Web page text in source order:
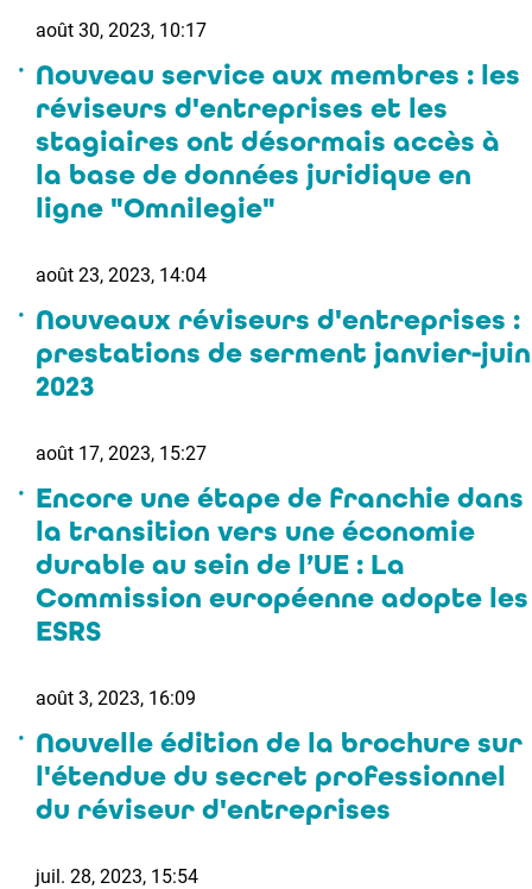
août 30, 2023, 10:17
Nouveau service aux membres : les
réviseurs d'entreprises et les
stagiaires ont désormais accès à
la base de données juridique en
ligne "Omnilegie"
août 23, 2023, 14:04
Nouveaux réviseurs d'entreprises :
prestations de serment janvier-juin
2023
août 17, 2023, 15:27
Encore une étape de franchie dans
la transition vers une économie
durable au sein de l’UE : La
Commission européenne adopte les
ESRS
août 3, 2023, 16:09
Nouvelle édition de la brochure sur
l'étendue du secret professionnel
du réviseur d'entreprises
juil. 28, 2023, 15:54